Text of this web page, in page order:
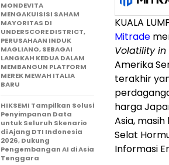
KUALA
Mitrade
Volatility in
Amerika
terakhir
harga
Asia,
Selat
Informasi
MONDEVITA
MENGAKUISISI SAHAM
MAYORITAS DI
UNDERSCORE DISTRICT,
PERUSAHAAN INDUK
MAGLIANO, SEBAGAI
LANGKAH KEDUA DALAM
MEMBANGUN PLATFORM
MEREK MEWAH ITALIA
BARU
HIKSEMI Tampilkan Solusi
Penyimpanan Data
untuk Seluruh Skenario
di Ajang DTI Indonesia
2026, Dukung
Pengembangan AI di Asia
Tenggara